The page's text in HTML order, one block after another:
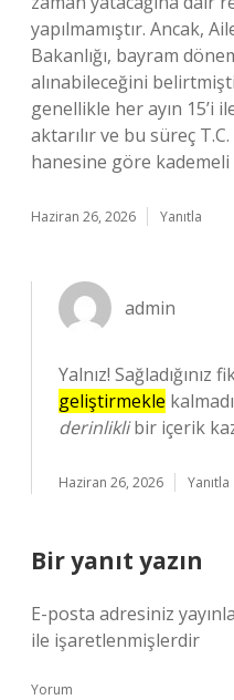
yapılmamıştır. Ancak,
Bakanlığı, bayram
alınabileceğini
genellikle her ayın 15’i
aktarılır ve bu süreç
hanesine göre
Haziran 26, 2026 Yanıtla
admin
Yalnız! Sağladığınız
geliştirmekle
derinliklibir içerik
Haziran 26, 2026 Yanıtla
Bir yanıt yazın
E-posta adresiniz
ile işaretlenmişlerdir
Yorum